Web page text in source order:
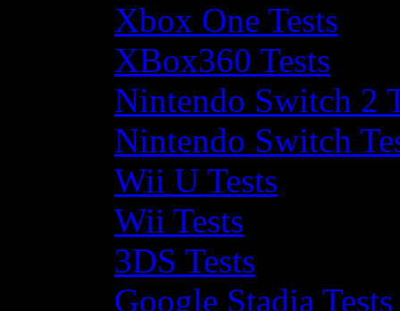
Xbox One Tests
XBox360 Tests
Nintendo Switch 2
Nintendo Switch
Wii U Tests
Wii Tests
3DS Tests
Google Stadia Tests